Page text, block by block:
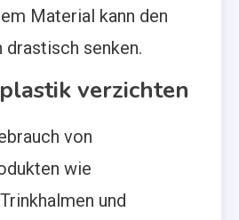
Material kann den
senken.
verzichten
von
wie
und